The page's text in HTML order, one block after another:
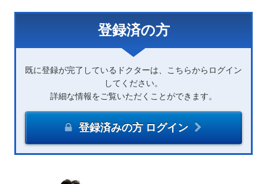
登録済の方
既に登録が完了しているドクターは、こちらからログイン
してください。
詳細な情報をご覧いただくことができます。
登録済みの方 ログイン